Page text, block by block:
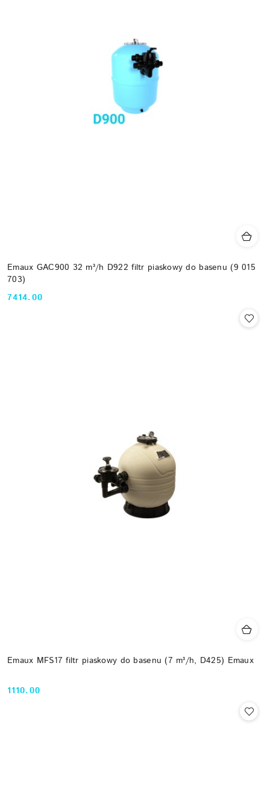
Emaux GAC900 32 m³/h D922 filtr piaskowy do basenu (9 015
703)
Cena:
7414.00
Emaux MFS17 filtr piaskowy do basenu (7 m³/h, D425) Emaux
Cena:
1110.00